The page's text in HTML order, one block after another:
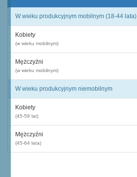
W wieku produkcyjnym mobilnym (18-44 lata)
Kobiety
(w wieku mobilnym)
Mężczyźni
(w wieku mobilnym)
W wieku produkcyjnym niemobilnym
Kobiety
(45-59 lat)
Mężczyźni
(45-64 lata)